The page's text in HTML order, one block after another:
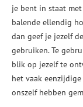
je bent in staat
balende ellendig
dan geef je jezelf
gebruiken. Te
blik op jezelf te
het vaak
onszelf hebben